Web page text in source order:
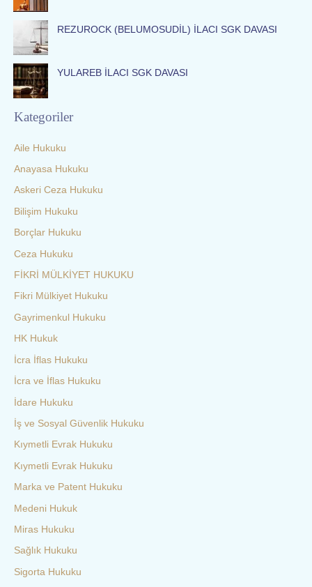
REZUROCK (BELUMOSUDİL) İLACI SGK DAVASI
YULAREB İLACI SGK DAVASI
Kategoriler
Aile Hukuku
Anayasa Hukuku
Askeri Ceza Hukuku
Bilişim Hukuku
Borçlar Hukuku
Ceza Hukuku
FİKRİ MÜLKİYET HUKUKU
Fikri Mülkiyet Hukuku
Gayrimenkul Hukuku
HK Hukuk
İcra İflas Hukuku
İcra ve İflas Hukuku
İdare Hukuku
İş ve Sosyal Güvenlik Hukuku
Kıymetli Evrak Hukuku
Kıymetli Evrak Hukuku
Marka ve Patent Hukuku
Medeni Hukuk
Miras Hukuku
Sağlık Hukuku
Sigorta Hukuku